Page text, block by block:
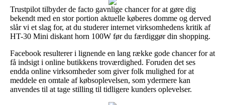
Trustpilot tilbyder de facto gavnlige chancer for at gøre dig
bekendt med en stor portion aktuelle køberes domme og derved
slår vi et slag for, at du studerer internet virksomhedens kritik af
HT-30 Mini diskant horn 100W før du færdiggør din shopping.
Facebook resulterer i lignende en lang række gode chancer for at
få indsigt i online butikkens troværdighed. Foruden det ses
endda online virksomheder som giver folk mulighed for at
meddele en omtale af købsoplevelsen, som ydermere kan
anvendes til at tage stilling til tidligere kunders oplevelser.